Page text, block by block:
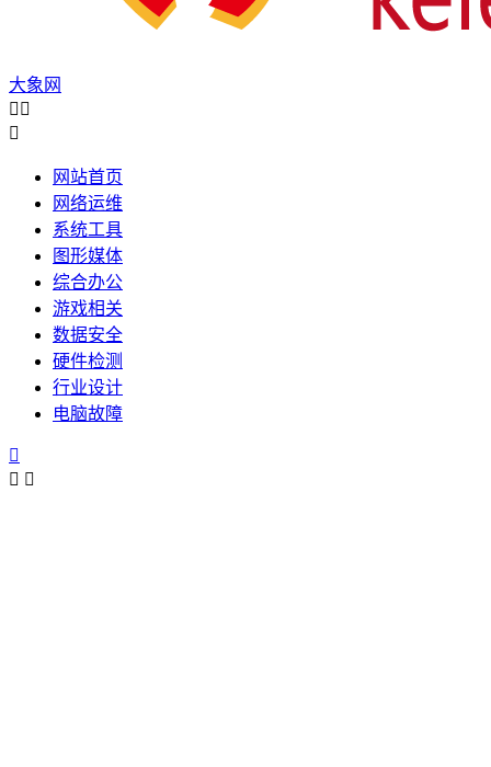
大象网
 

网站首页
网络运维
系统工具
图形媒体
综合办公
游戏相关
数据安全
硬件检测
行业设计
电脑故障

 